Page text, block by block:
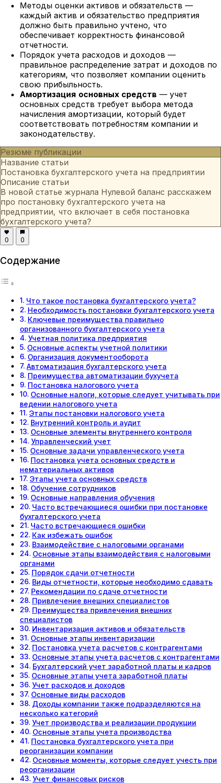
Методы оценки активов и обязательств —
каждый актив и обязательство предприятия
должно быть правильно учтено, что
обеспечивает корректность финансовой
отчетности.
Порядок учета расходов и доходов —
правильное распределение затрат и доходов по
категориям, что позволяет компании оценить
свою прибыльность.
Амортизация основных средств — учет
основных средств требует выбора метода
начисления амортизации, который будет
соответствовать потребностям компании и
законодательству.
Резюме публикации
Название статьи
Постановка бухгалтерского учета на предприятии
Описание статьи
В новой статье журнала Нулевой баланс расскажем
про постановку бухгалтерского учета на
предприятии, что включает в себя постановка
бухгалтерского учета?
0 0
Содержание
Что такое постановка бухгалтерского учета?
Необходимость постановки бухгалтерского учета
Ключевые преимущества правильно
организованного бухгалтерского учета
Учетная политика предприятия
Основные аспекты учетной политики
Организация документооборота
Автоматизация бухгалтерского учета
Преимущества автоматизации бухучета
Постановка налогового учета
Основные налоги, которые следует учитывать при
ведении налогового учета
Этапы постановки налогового учета
Внутренний контроль и аудит
Основные элементы внутреннего контроля
Управленческий учет
Основные задачи управленческого учета
Постановка учета основных средств и
нематериальных активов
Этапы учета основных средств
Обучение сотрудников
Основные направления обучения
Часто встречающиеся ошибки при постановке
бухгалтерского учета
Часто встречающиеся ошибки
Как избежать ошибок
Взаимодействие с налоговыми органами
Основные этапы взаимодействия с налоговыми
органами
Порядок сдачи отчетности
Виды отчетности, которые необходимо сдавать
Рекомендации по сдаче отчетности
Привлечение внешних специалистов
Преимущества привлечения внешних
специалистов
Инвентаризация активов и обязательств
Основные этапы инвентаризации
Постановка учета расчетов с контрагентами
Основные этапы учета расчетов с контрагентами
Бухгалтерский учет заработной платы и кадров
Основные этапы учета заработной платы
Учет расходов и доходов
Основные виды расходов
Доходы компании также подразделяются на
несколько категорий
Учет производства и реализации продукции
Основные этапы учета производства
Постановка бухгалтерского учета при
реорганизации компании
Основные моменты, которые следует учесть при
реорганизации
Учет финансовых рисков